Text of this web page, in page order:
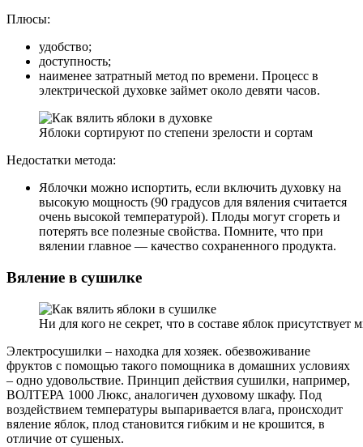
Плюсы:
удобство;
доступность;
наименее затратный метод по времени. Процесс в
электрической духовке займет около девяти часов.
Яблоки сортируют по степени зрелости и сортам
Недостатки метода:
Яблочки можно испортить, если включить духовку на
высокую мощность (90 градусов для вяления считается
очень высокой температурой). Плоды могут сгореть и
потерять все полезные свойства. Помните, что при
вялении главное — качество сохраненного продукта.
Вяление в сушилке
Ни для кого не секрет, что в составе яблок присутствует
Электросушилки – находка для хозяек. обезвоживание
фруктов с помощью такого помощника в домашних условиях
– одно удовольствие. Принцип действия сушилки, например,
ВОЛТЕРА 1000 Люкс, аналогичен духовому шкафу. Под
воздействием температуры выпаривается влага, происходит
вяление яблок, плод становится гибким и не крошится, в
отличие от сушеных.